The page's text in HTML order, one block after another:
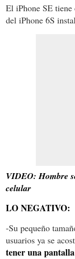
El iPhone SE tiene
del iPhone 6S
VIDEO: Hombre
celular
LO NEGATIVO:
-Su pequeño
usuarios ya se
tener una